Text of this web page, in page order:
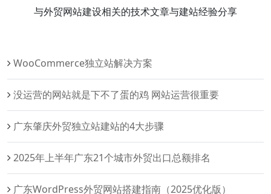
与外贸网站建设相关的技术文章与建站经验分享
WooCommerce独立站解决方案‌
没运营的网站就是下不了蛋的鸡 网站运营很重要
广东肇庆外贸独立站建站的4大步骤
2025年上半年广东21个城市外贸出口总额排名
广东WordPress外贸网站搭建指南（2025优化版）